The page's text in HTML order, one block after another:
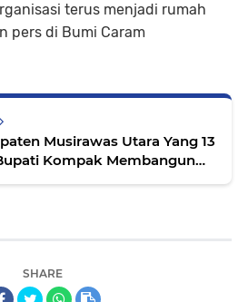
terus menjadi rumah
pers di Bumi Caram
Musirawas Utara Yang 13
Kompak Membangun
SHARE